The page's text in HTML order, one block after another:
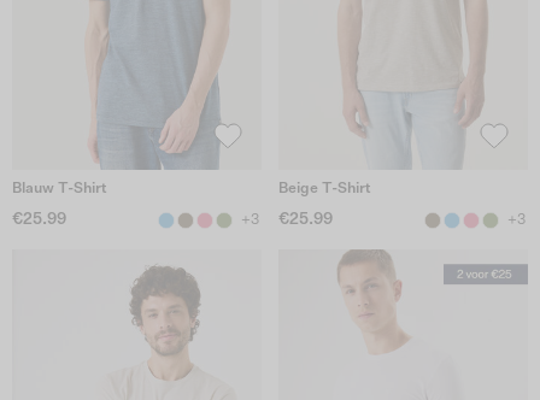
Blauw T-Shirt
€25.99 +3
Beige T-Shirt
€25.99 +3